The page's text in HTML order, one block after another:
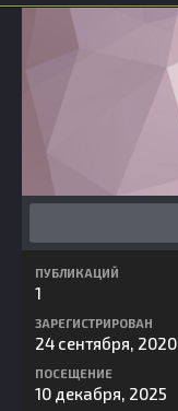
ПУБЛИКАЦИЙ
1
ЗАРЕГИСТРИРОВАН
24 сентября, 2020
ПОСЕЩЕНИЕ
10 декабря, 2025